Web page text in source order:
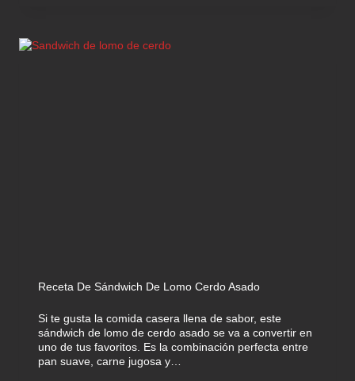
Receta De Sándwich De Lomo Cerdo Asado
Si te gusta la comida casera llena de sabor, este
sándwich de lomo de cerdo asado se va a convertir en
uno de tus favoritos. Es la combinación perfecta entre
pan suave, carne jugosa y…